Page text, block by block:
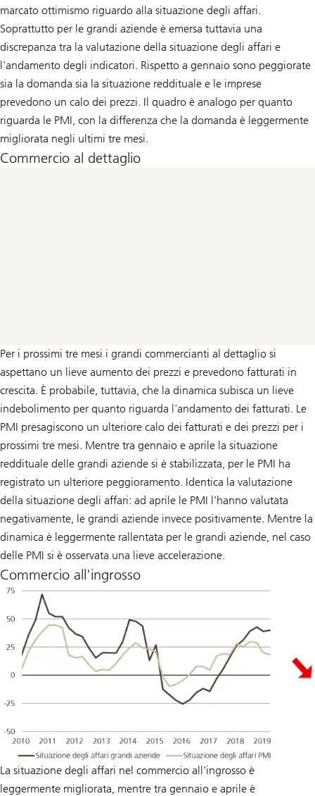
marcato ottimismo riguardo alla situazione degli affari.
Soprattutto per le grandi aziende è emersa tuttavia una
discrepanza tra la valutazione della situazione degli affari e
l'andamento degli indicatori. Rispetto a gennaio sono peggiorate
sia la domanda sia la situazione reddituale e le imprese
prevedono un calo dei prezzi. Il quadro è analogo per quanto
riguarda le PMI, con la differenza che la domanda è leggermente
migliorata negli ultimi tre mesi.
Commercio al dettaglio
Per i prossimi tre mesi i grandi commercianti al dettaglio si
aspettano un lieve aumento dei prezzi e prevedono fatturati in
crescita. È probabile, tuttavia, che la dinamica subisca un lieve
indebolimento per quanto riguarda l'andamento dei fatturati. Le
PMI presagiscono un ulteriore calo dei fatturati e dei prezzi per i
prossimi tre mesi. Mentre tra gennaio e aprile la situazione
reddituale delle grandi aziende si è stabilizzata, per le PMI ha
registrato un ulteriore peggioramento. Identica la valutazione
della situazione degli affari: ad aprile le PMI l'hanno valutata
negativamente, le grandi aziende invece positivamente. Mentre la
dinamica è leggermente rallentata per le grandi aziende, nel caso
delle PMI si è osservata una lieve accelerazione.
Commercio all'ingrosso
La situazione degli affari nel commercio all'ingrosso è
leggermente migliorata, mentre tra gennaio e aprile è